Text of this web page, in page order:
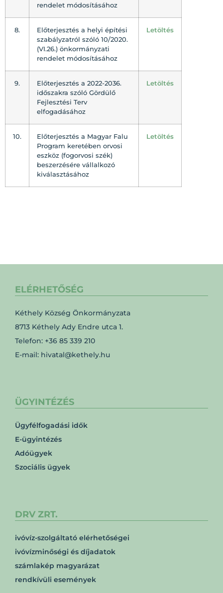
rendelet módosításához
8.
Előterjesztés a helyi építési
szabályzatról szóló 10/2020.
(VI.26.) önkormányzati
rendelet módosításához
Letöltés
9.
Előterjesztés a 2022-2036.
időszakra szóló Gördülő
Fejlesztési Terv
elfogadásához
Letöltés
10.
Előterjesztés a Magyar Falu
Program keretében orvosi
eszköz (fogorvosi szék)
beszerzésére vállalkozó
kiválasztásához
Letöltés
ELÉRHETŐSÉG
Kéthely Község Önkormányzata
8713 Kéthely Ady Endre utca 1.
Telefon: +36 85 339 210
E-mail: hivatal@kethely.hu
ÜGYINTÉZÉS
Ügyfélfogadási idők
E-ügyintézés
Adóügyek
Szociális ügyek
DRV ZRT.
ivóvíz-szolgáltató elérhetőségei
ivóvízminőségi és díjadatok
számlakép magyarázat
rendkívüli események